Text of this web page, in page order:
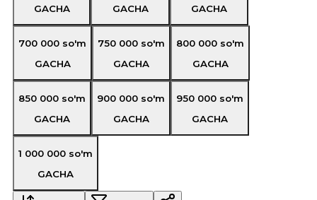
GACHA
GACHA
GACHA
700 000 so'm
GACHA
750 000 so'm
GACHA
800 000 so'm
GACHA
850 000 so'm
GACHA
900 000 so'm
GACHA
950 000 so'm
GACHA
1 000 000 so'm
GACHA